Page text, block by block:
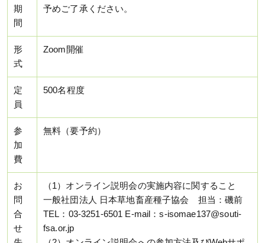
期
間
予めご了承ください。
形
式
Zoom開催
定
員
500名程度
参
加
費
無料（要予約）
お
問
合
せ
（1）オンライン説明会の実施内容に関すること
一般社団法人 日本草地畜産種子協会 担当：磯前
TEL：03-3251-6501 E-mail：s-isomae137@souti-
fsa.or.jp